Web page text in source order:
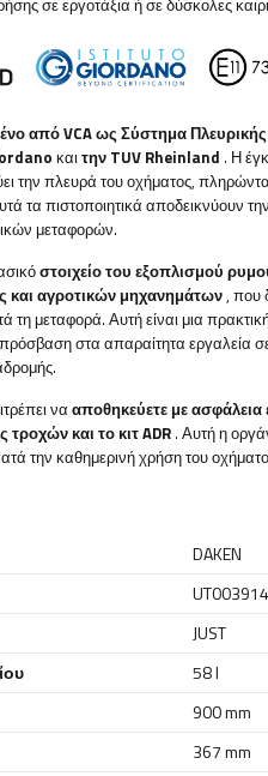
σε εργοτάξια ή σε δύσκολες
από VCA ως Σύστημα
καιτην TUV Rheinland . Η
την πλευρά του οχήματος,
τα πιστοποιητικά αποδεικνύουν
μεταφορών.
στοιχείο του εξοπλισμού
αγροτικών μηχανημάτων , που
μεταφορά. Αυτή είναι μια
στα απαραίτητα εργαλεία
να αποθηκεύετε με ασφάλεια
και το κιτ ADR . Αυτή η
την καθημερινή χρήση του
DAKEN
UT003914
JUST
58 l
900 mm
367 mm